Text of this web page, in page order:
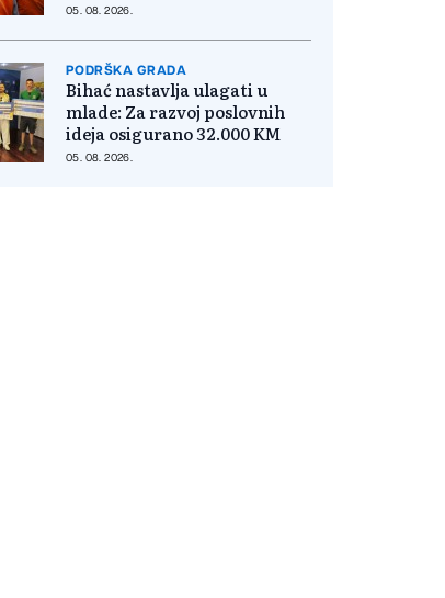
05. 08. 2026.
PODRŠKA GRADA
Bihać nastavlja ulagati u
mlade: Za razvoj poslovnih
ideja osigurano 32.000 KM
05. 08. 2026.